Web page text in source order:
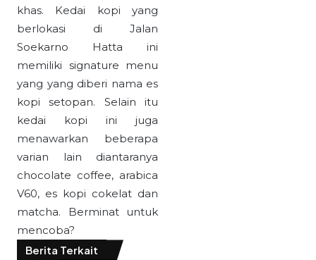
khas. Kedai kopi yang
berlokasi di Jalan
Soekarno Hatta ini
memiliki signature menu
yang yang diberi nama es
kopi setopan. Selain itu
kedai kopi ini juga
menawarkan beberapa
varian lain diantaranya
chocolate coffee, arabica
V60, es kopi cokelat dan
matcha. Berminat untuk
mencoba?
Berita Terkait